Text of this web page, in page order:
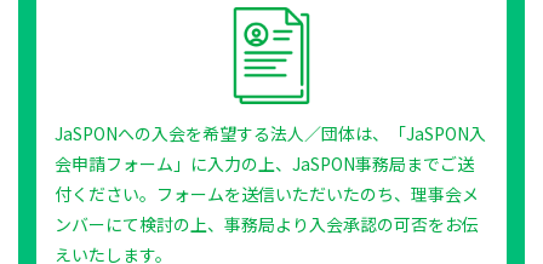
JaSPONへの入会を希望する法人／団体は、「JaSPON入
会申請フォーム」に入力の上、JaSPON事務局までご送
付ください。フォームを送信いただいたのち、理事会メ
ンバーにて検討の上、事務局より入会承認の可否をお伝
えいたします。